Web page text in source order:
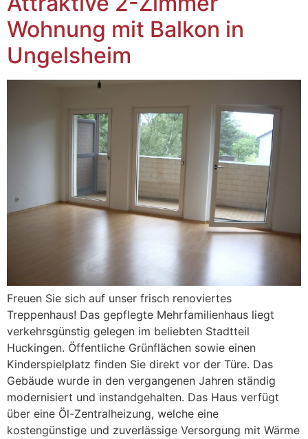
Wohnung mit Balkon in
Ungelsheim
Freuen Sie sich auf unser frisch renoviertes
Treppenhaus! Das gepflegte Mehrfamilienhaus liegt
verkehrsgünstig gelegen im beliebten Stadtteil
Huckingen. Öffentliche Grünflächen sowie einen
Kinderspielplatz finden Sie direkt vor der Türe. Das
Gebäude wurde in den vergangenen Jahren ständig
modernisiert und instandgehalten. Das Haus verfügt
über eine Öl-Zentralheizung, welche eine
kostengünstige und zuverlässige Versorgung mit Wärme